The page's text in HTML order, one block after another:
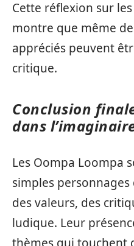
Cette réflexion sur
montre que même
appréciés peuvent
critique.
Conclusion
dans
Les Oompa Loompa
simples
des valeurs, des
ludique. Leur